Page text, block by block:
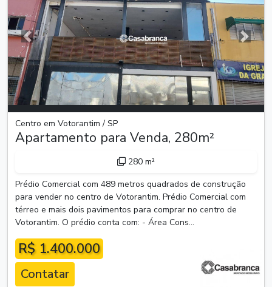
Anterior
Centro em Votorantim / SP
Apartamento para Venda, 280m²
280 m²
Prédio Comercial com 489 metros quadrados de construção
para vender no centro de Votorantim. Prédio Comercial com
térreo e mais dois pavimentos para comprar no centro de
Votorantim. O prédio conta com: - Área Cons...
R$ 1.400.000
Contatar